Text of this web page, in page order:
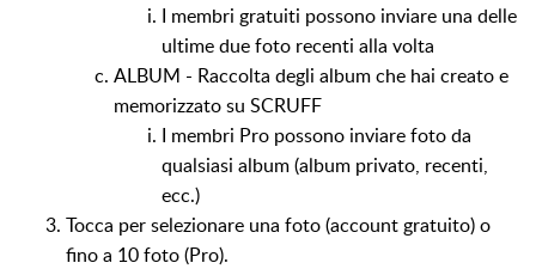
I membri gratuiti possono inviare una delle
ultime due foto recenti alla volta
ALBUM - Raccolta degli album che hai creato e
memorizzato su SCRUFF
I membri Pro possono inviare foto da
qualsiasi album (album privato, recenti,
ecc.)
Tocca per selezionare una foto (account gratuito) o
fino a 10 foto (Pro).